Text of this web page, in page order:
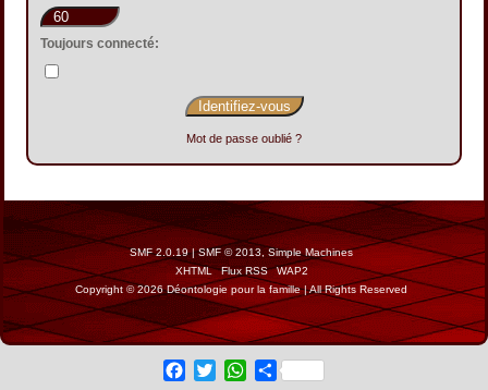
Toujours connecté:
Mot de passe oublié ?
SMF 2.0.19|SMF © 2013, Simple Machines
XHTML
Flux RSS
WAP2
Copyright © 2026 Déontologie pour la famille | All Rights Reserved
Facebook
Twitter WhatsApp
Share